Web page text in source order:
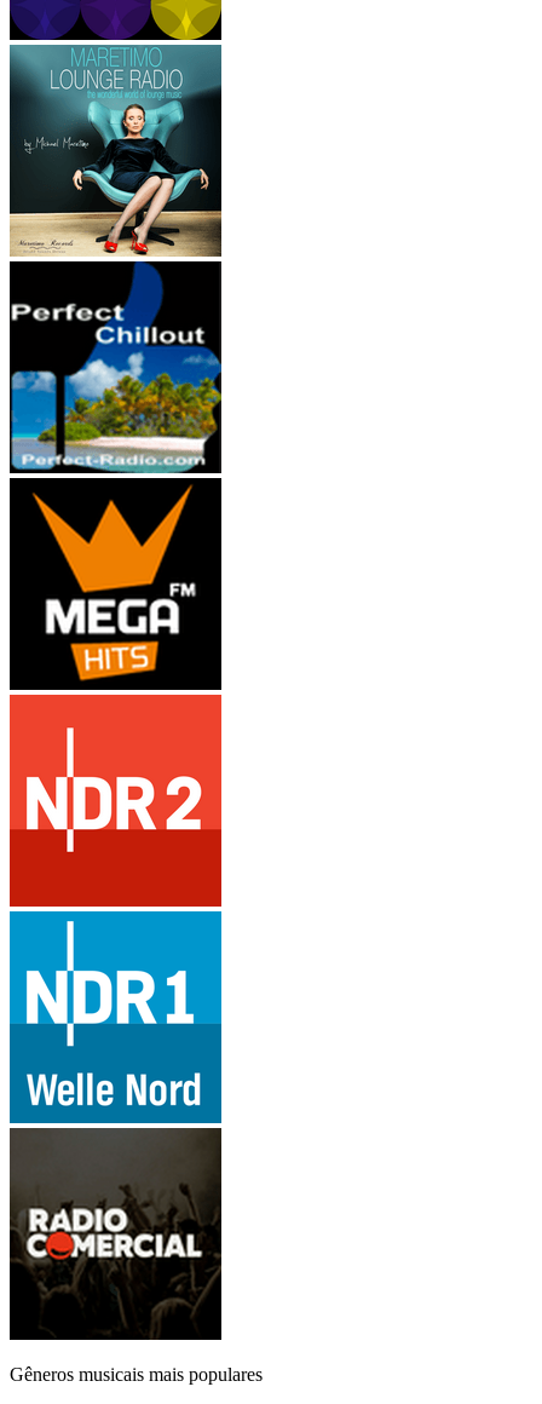
Gêneros musicais mais populares